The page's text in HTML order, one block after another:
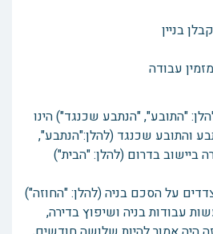
בניין
עבודה
"התובע", "הנתבע שכנגד") הינו
והתובע שכנגד (להלן:"הנתבע",
ביישוב בדרום (להלן: "הבית")
חתמו הצדדים על הסכם בניה (להלן: "החוזה")
עבודות בניה ושיפוץ בדירה,